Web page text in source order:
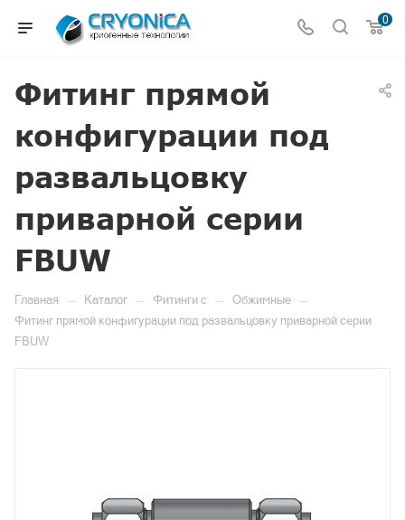
0
Фитинг прямой
конфигурации под
развальцовку
приварной серии
FBUW
Главная — Каталог — Фитинги c — Обжимные —
Фитинг прямой конфигурации под развальцовку приварной серии
FBUW